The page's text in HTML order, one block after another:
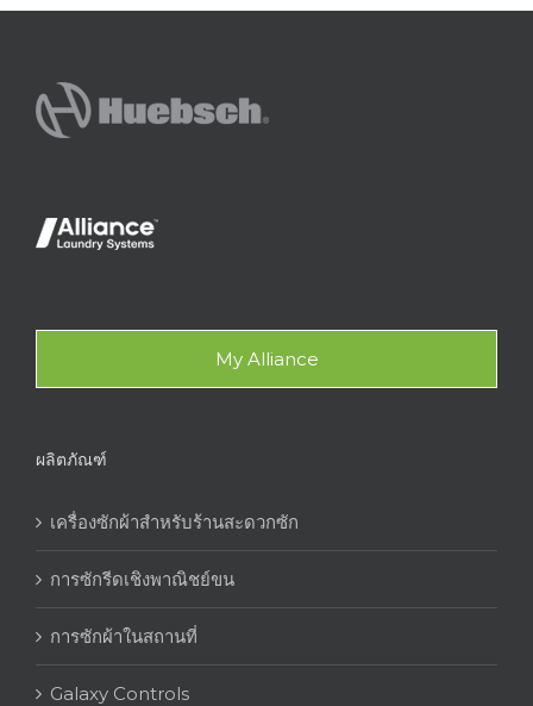
My Alliance
ผลิตภัณฑ์
เครื่องซักผ้าสำหรับร้านสะดวกซัก
การซักรีดเชิงพาณิชย์ขน
การซักผ้าในสถานที่
Galaxy Controls